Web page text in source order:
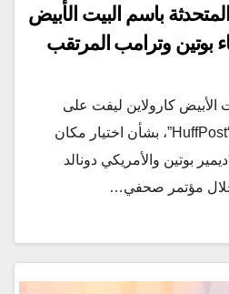
باسم البيت الأبيض
بوتين وترامب المرتقب
الأبيض كارولاين ليفت على
سؤال أحد مراسلي موقع “HuffPost”، بشأن اختيار مكان
بوتين والأمريكي دونالد
مؤتمر صحفي…